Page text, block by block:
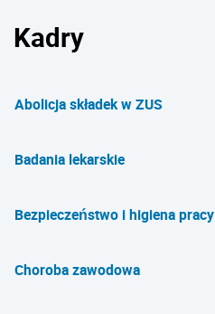
Kadry
Abolicja składek w ZUS
Badania lekarskie
Bezpieczeństwo i higiena pracy
Choroba zawodowa